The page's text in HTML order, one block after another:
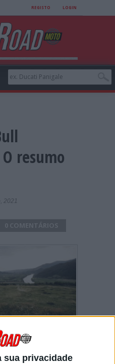
sua privacidade
REGISTO LOGIN
resumo
2021
2021 do Red Bull
esta terça-feira. Fique